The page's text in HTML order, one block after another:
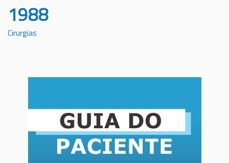
1988
Cirurgias